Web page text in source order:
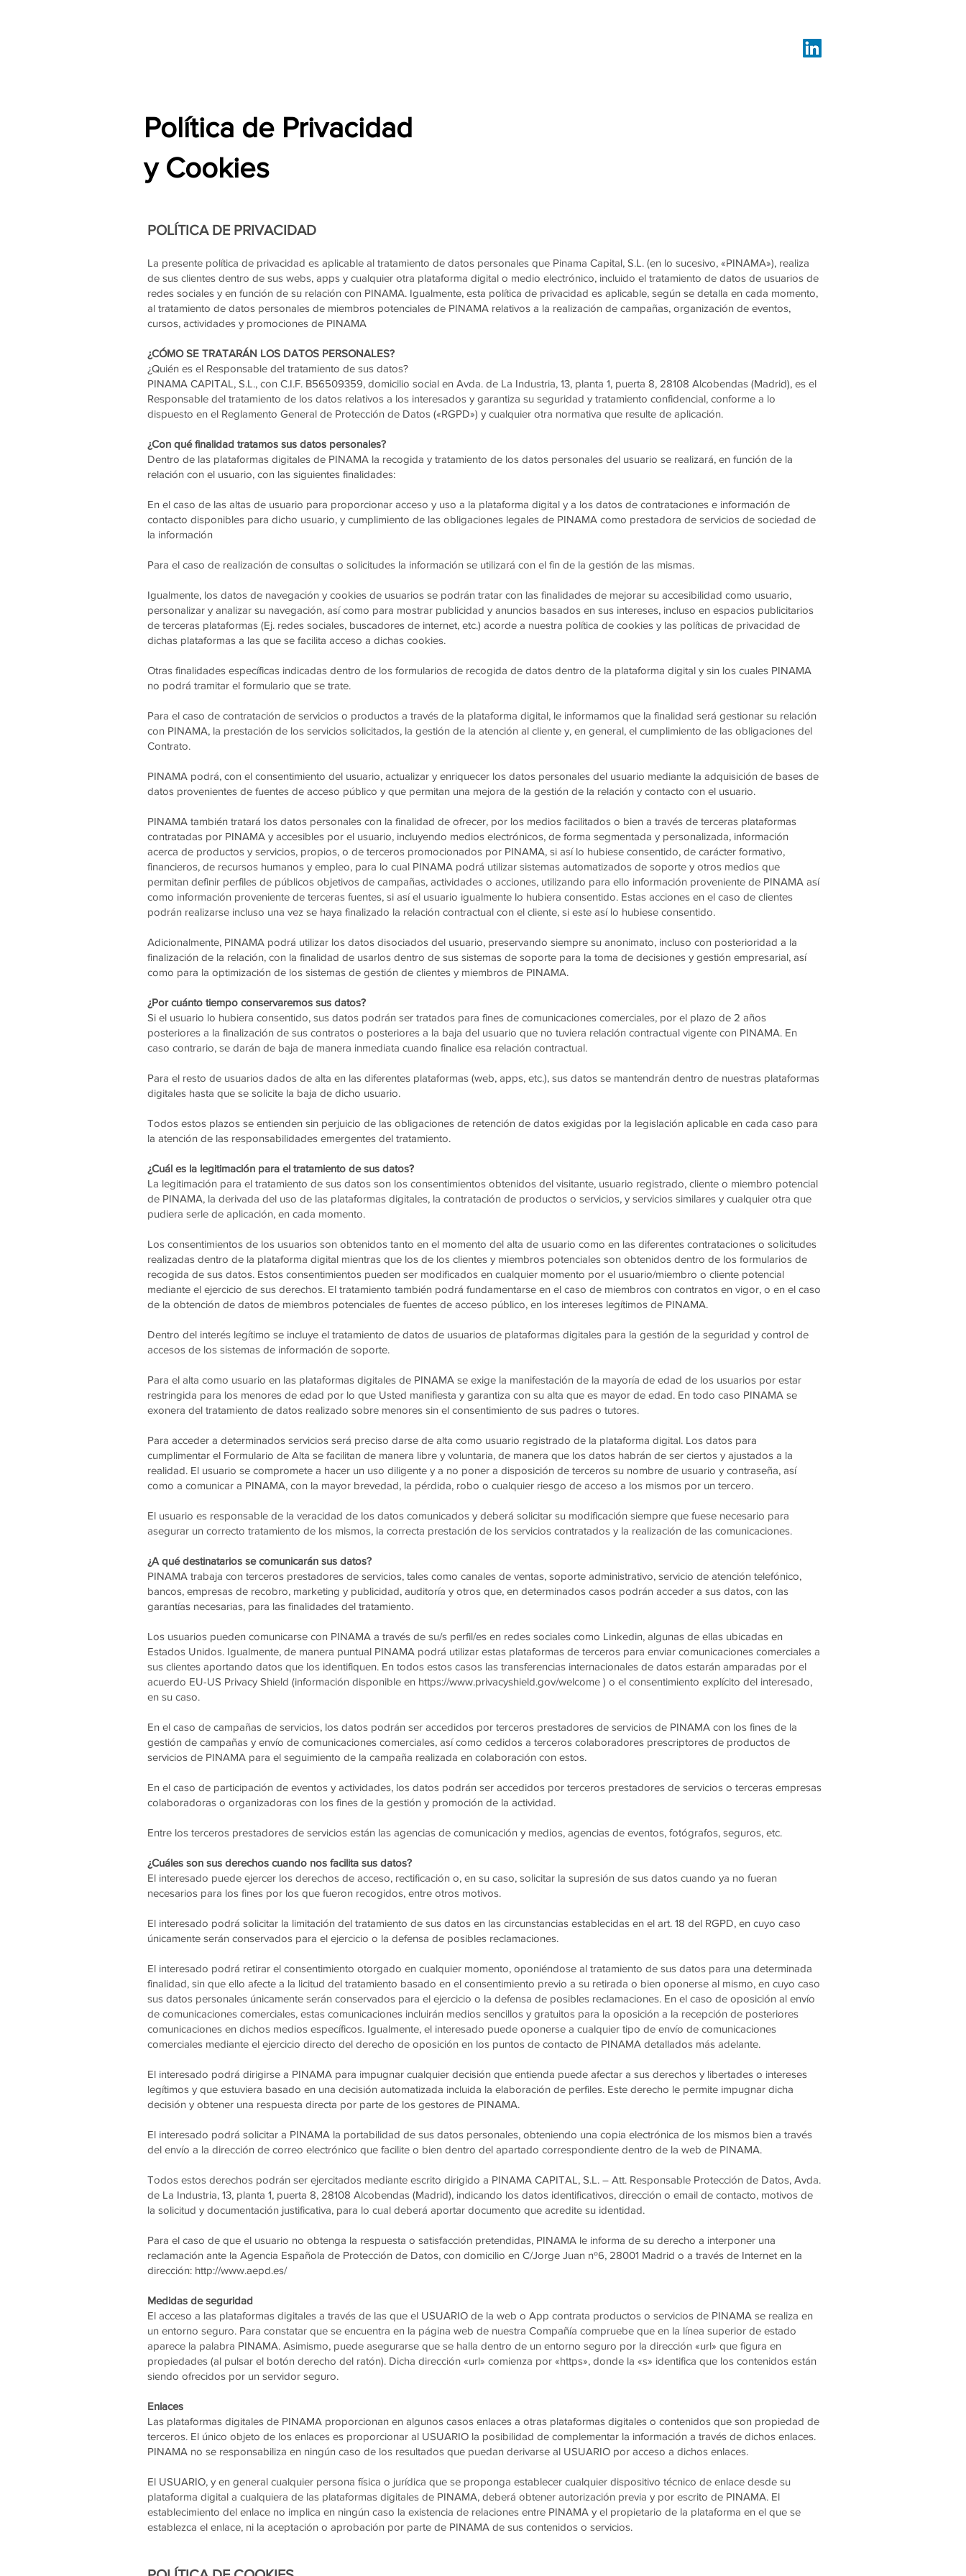
Política de Privacidad
y Cookies
POLÍTICA DE PRIVACIDAD
La presente política de privacidad es aplicable al tratamiento de datos personales que Pinama Capital, S.L. (en lo sucesivo, «PINAMA»), realiza
de sus clientes dentro de sus webs, apps y cualquier otra plataforma digital o medio electrónico, incluido el tratamiento de datos de usuarios de
redes sociales y en función de su relación con PINAMA. Igualmente, esta política de privacidad es aplicable, según se detalla en cada momento,
al tratamiento de datos personales de miembros potenciales de PINAMA relativos a la realización de campañas, organización de eventos,
cursos, actividades y promociones de PINAMA
¿CÓMO SE TRATARÁN LOS DATOS PERSONALES?
¿Quién es el Responsable del tratamiento de sus datos?
PINAMA CAPITAL, S.L., con C.I.F. B56509359, domicilio social en Avda. de La Industria, 13, planta 1, puerta 8, 28108 Alcobendas (Madrid), es el
Responsable del tratamiento de los datos relativos a los interesados y garantiza su seguridad y tratamiento confidencial, conforme a lo
dispuesto en el Reglamento General de Protección de Datos («RGPD») y cualquier otra normativa que resulte de aplicación.
¿Con qué finalidad tratamos sus datos personales?
Dentro de las plataformas digitales de PINAMA la recogida y tratamiento de los datos personales del usuario se realizará, en función de la
relación con el usuario, con las siguientes finalidades:
En el caso de las altas de usuario para proporcionar acceso y uso a la plataforma digital y a los datos de contrataciones e información de
contacto disponibles para dicho usuario, y cumplimiento de las obligaciones legales de PINAMA como prestadora de servicios de sociedad de
la información
Para el caso de realización de consultas o solicitudes la información se utilizará con el fin de la gestión de las mismas.
Igualmente, los datos de navegación y cookies de usuarios se podrán tratar con las finalidades de mejorar su accesibilidad como usuario,
personalizar y analizar su navegación, así como para mostrar publicidad y anuncios basados en sus intereses, incluso en espacios publicitarios
de terceras plataformas (Ej. redes sociales, buscadores de internet, etc.) acorde a nuestra política de cookies y las políticas de privacidad de
dichas plataformas a las que se facilita acceso a dichas cookies.
Otras finalidades específicas indicadas dentro de los formularios de recogida de datos dentro de la plataforma digital y sin los cuales PINAMA
no podrá tramitar el formulario que se trate.
Para el caso de contratación de servicios o productos a través de la plataforma digital, le informamos que la finalidad será gestionar su relación
con PINAMA, la prestación de los servicios solicitados, la gestión de la atención al cliente y, en general, el cumplimiento de las obligaciones del
Contrato.
PINAMA podrá, con el consentimiento del usuario, actualizar y enriquecer los datos personales del usuario mediante la adquisición de bases de
datos provenientes de fuentes de acceso público y que permitan una mejora de la gestión de la relación y contacto con el usuario.
PINAMA también tratará los datos personales con la finalidad de ofrecer, por los medios facilitados o bien a través de terceras plataformas
contratadas por PINAMA y accesibles por el usuario, incluyendo medios electrónicos, de forma segmentada y personalizada, información
acerca de productos y servicios, propios, o de terceros promocionados por PINAMA, si así lo hubiese consentido, de carácter formativo,
financieros, de recursos humanos y empleo, para lo cual PINAMA podrá utilizar sistemas automatizados de soporte y otros medios que
permitan definir perfiles de públicos objetivos de campañas, actividades o acciones, utilizando para ello información proveniente de PINAMA así
como información proveniente de terceras fuentes, si así el usuario igualmente lo hubiera consentido. Estas acciones en el caso de clientes
podrán realizarse incluso una vez se haya finalizado la relación contractual con el cliente, si este así lo hubiese consentido.
Adicionalmente, PINAMA podrá utilizar los datos disociados del usuario, preservando siempre su anonimato, incluso con posterioridad a la
finalización de la relación, con la finalidad de usarlos dentro de sus sistemas de soporte para la toma de decisiones y gestión empresarial, así
como para la optimización de los sistemas de gestión de clientes y miembros de PINAMA.
¿Por cuánto tiempo conservaremos sus datos?
Si el usuario lo hubiera consentido, sus datos podrán ser tratados para fines de comunicaciones comerciales, por el plazo de 2 años
posteriores a la finalización de sus contratos o posteriores a la baja del usuario que no tuviera relación contractual vigente con PINAMA. En
caso contrario, se darán de baja de manera inmediata cuando finalice esa relación contractual.
Para el resto de usuarios dados de alta en las diferentes plataformas (web, apps, etc.), sus datos se mantendrán dentro de nuestras plataformas
digitales hasta que se solicite la baja de dicho usuario.
Todos estos plazos se entienden sin perjuicio de las obligaciones de retención de datos exigidas por la legislación aplicable en cada caso para
la atención de las responsabilidades emergentes del tratamiento.
¿Cuál es la legitimación para el tratamiento de sus datos?
La legitimación para el tratamiento de sus datos son los consentimientos obtenidos del visitante, usuario registrado, cliente o miembro potencial
de PINAMA, la derivada del uso de las plataformas digitales, la contratación de productos o servicios, y servicios similares y cualquier otra que
pudiera serle de aplicación, en cada momento.
Los consentimientos de los usuarios son obtenidos tanto en el momento del alta de usuario como en las diferentes contrataciones o solicitudes
realizadas dentro de la plataforma digital mientras que los de los clientes y miembros potenciales son obtenidos dentro de los formularios de
recogida de sus datos. Estos consentimientos pueden ser modificados en cualquier momento por el usuario/miembro o cliente potencial
mediante el ejercicio de sus derechos. El tratamiento también podrá fundamentarse en el caso de miembros con contratos en vigor, o en el caso
de la obtención de datos de miembros potenciales de fuentes de acceso público, en los intereses legítimos de PINAMA.
Dentro del interés legítimo se incluye el tratamiento de datos de usuarios de plataformas digitales para la gestión de la seguridad y control de
accesos de los sistemas de información de soporte.
Para el alta como usuario en las plataformas digitales de PINAMA se exige la manifestación de la mayoría de edad de los usuarios por estar
restringida para los menores de edad por lo que Usted manifiesta y garantiza con su alta que es mayor de edad. En todo caso PINAMA se
exonera del tratamiento de datos realizado sobre menores sin el consentimiento de sus padres o tutores.
Para acceder a determinados servicios será preciso darse de alta como usuario registrado de la plataforma digital. Los datos para
cumplimentar el Formulario de Alta se facilitan de manera libre y voluntaria, de manera que los datos habrán de ser ciertos y ajustados a la
realidad. El usuario se compromete a hacer un uso diligente y a no poner a disposición de terceros su nombre de usuario y contraseña, así
como a comunicar a PINAMA, con la mayor brevedad, la pérdida, robo o cualquier riesgo de acceso a los mismos por un tercero.
El usuario es responsable de la veracidad de los datos comunicados y deberá solicitar su modificación siempre que fuese necesario para
asegurar un correcto tratamiento de los mismos, la correcta prestación de los servicios contratados y la realización de las comunicaciones.
¿A qué destinatarios se comunicarán sus datos?
PINAMA trabaja con terceros prestadores de servicios, tales como canales de ventas, soporte administrativo, servicio de atención telefónico,
bancos, empresas de recobro, marketing y publicidad, auditoría y otros que, en determinados casos podrán acceder a sus datos, con las
garantías necesarias, para las finalidades del tratamiento.
Los usuarios pueden comunicarse con PINAMA a través de su/s perfil/es en redes sociales como Linkedin, algunas de ellas ubicadas en
Estados Unidos. Igualmente, de manera puntual PINAMA podrá utilizar estas plataformas de terceros para enviar comunicaciones comerciales a
sus clientes aportando datos que los identifiquen. En todos estos casos las transferencias internacionales de datos estarán amparadas por el
acuerdo EU-US Privacy Shield (información disponible en https://www.privacyshield.gov/welcome ) o el consentimiento explícito del interesado,
en su caso.
En el caso de campañas de servicios, los datos podrán ser accedidos por terceros prestadores de servicios de PINAMA con los fines de la
gestión de campañas y envío de comunicaciones comerciales, así como cedidos a terceros colaboradores prescriptores de productos de
servicios de PINAMA para el seguimiento de la campaña realizada en colaboración con estos.
En el caso de participación de eventos y actividades, los datos podrán ser accedidos por terceros prestadores de servicios o terceras empresas
colaboradoras o organizadoras con los fines de la gestión y promoción de la actividad.
Entre los terceros prestadores de servicios están las agencias de comunicación y medios, agencias de eventos, fotógrafos, seguros, etc.
¿Cuáles son sus derechos cuando nos facilita sus datos?
El interesado puede ejercer los derechos de acceso, rectificación o, en su caso, solicitar la supresión de sus datos cuando ya no fueran
necesarios para los fines por los que fueron recogidos, entre otros motivos.
El interesado podrá solicitar la limitación del tratamiento de sus datos en las circunstancias establecidas en el art. 18 del RGPD, en cuyo caso
únicamente serán conservados para el ejercicio o la defensa de posibles reclamaciones.
El interesado podrá retirar el consentimiento otorgado en cualquier momento, oponiéndose al tratamiento de sus datos para una determinada
finalidad, sin que ello afecte a la licitud del tratamiento basado en el consentimiento previo a su retirada o bien oponerse al mismo, en cuyo caso
sus datos personales únicamente serán conservados para el ejercicio o la defensa de posibles reclamaciones. En el caso de oposición al envío
de comunicaciones comerciales, estas comunicaciones incluirán medios sencillos y gratuitos para la oposición a la recepción de posteriores
comunicaciones en dichos medios específicos. Igualmente, el interesado puede oponerse a cualquier tipo de envío de comunicaciones
comerciales mediante el ejercicio directo del derecho de oposición en los puntos de contacto de PINAMA detallados más adelante.
El interesado podrá dirigirse a PINAMA para impugnar cualquier decisión que entienda puede afectar a sus derechos y libertades o intereses
legítimos y que estuviera basado en una decisión automatizada incluida la elaboración de perfiles. Este derecho le permite impugnar dicha
decisión y obtener una respuesta directa por parte de los gestores de PINAMA.
El interesado podrá solicitar a PINAMA la portabilidad de sus datos personales, obteniendo una copia electrónica de los mismos bien a través
del envío a la dirección de correo electrónico que facilite o bien dentro del apartado correspondiente dentro de la web de PINAMA.
Todos estos derechos podrán ser ejercitados mediante escrito dirigido a PINAMA CAPITAL, S.L. – Att. Responsable Protección de Datos, Avda.
de La Industria, 13, planta 1, puerta 8, 28108 Alcobendas (Madrid), indicando los datos identificativos, dirección o email de contacto, motivos de
la solicitud y documentación justificativa, para lo cual deberá aportar documento que acredite su identidad.
Para el caso de que el usuario no obtenga la respuesta o satisfacción pretendidas, PINAMA le informa de su derecho a interponer una
reclamación ante la Agencia Española de Protección de Datos, con domicilio en C/Jorge Juan nº6, 28001 Madrid o a través de Internet en la
dirección: http://www.aepd.es/
Medidas de seguridad
El acceso a las plataformas digitales a través de las que el USUARIO de la web o App contrata productos o servicios de PINAMA se realiza en
un entorno seguro. Para constatar que se encuentra en la página web de nuestra Compañía compruebe que en la línea superior de estado
aparece la palabra PINAMA. Asimismo, puede asegurarse que se halla dentro de un entorno seguro por la dirección «url» que figura en
propiedades (al pulsar el botón derecho del ratón). Dicha dirección «url» comienza por «https», donde la «s» identifica que los contenidos están
siendo ofrecidos por un servidor seguro.
Enlaces
Las plataformas digitales de PINAMA proporcionan en algunos casos enlaces a otras plataformas digitales o contenidos que son propiedad de
terceros. El único objeto de los enlaces es proporcionar al USUARIO la posibilidad de complementar la información a través de dichos enlaces.
PINAMA no se responsabiliza en ningún caso de los resultados que puedan derivarse al USUARIO por acceso a dichos enlaces.
El USUARIO, y en general cualquier persona física o jurídica que se proponga establecer cualquier dispositivo técnico de enlace desde su
plataforma digital a cualquiera de las plataformas digitales de PINAMA, deberá obtener autorización previa y por escrito de PINAMA. El
establecimiento del enlace no implica en ningún caso la existencia de relaciones entre PINAMA y el propietario de la plataforma en el que se
establezca el enlace, ni la aceptación o aprobación por parte de PINAMA de sus contenidos o servicios.